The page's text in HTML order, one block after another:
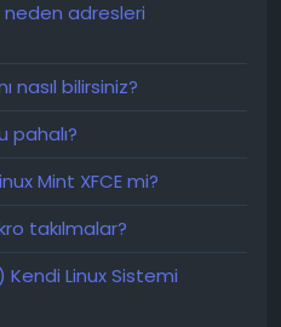
adresleri
nasıl bilirsiniz?
pahalı?
Mint XFCE mi?
takılmalar?
Kendi Linux Sistemi